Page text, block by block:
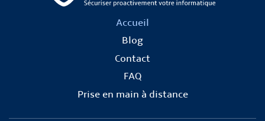
Accueil
Blog
Contact
FAQ
Prise en main à distance